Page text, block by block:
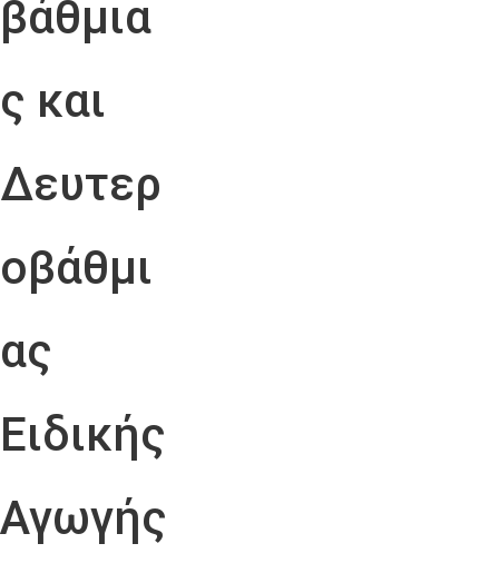
βάθμια
ς και
Δευτερ
οβάθμι
ας
Ειδικής
Αγωγής